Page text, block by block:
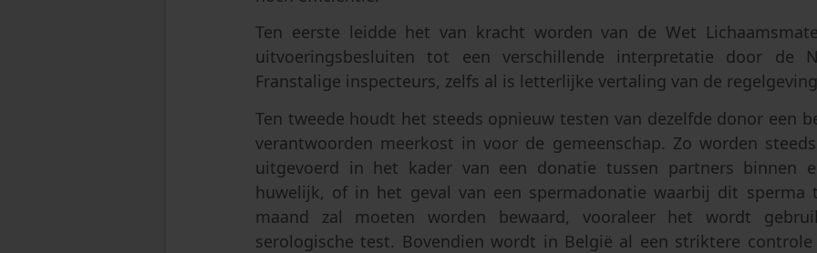
Ten eerste leidde het van kracht worden van de Wet
uitvoeringsbesluiten tot een verschillende interpretatie door de
Franstalige inspecteurs, zelfs al is letterlijke vertaling van de
Ten tweede houdt het steeds opnieuw testen van dezelfde donor een
verantwoorden meerkost in voor de gemeenschap. Zo worden
uitgevoerd in het kader van een donatie tussen partners binnen
huwelijk, of in het geval van een spermadonatie waarbij dit sperma
maand zal moeten worden bewaard, vooraleer het wordt
serologische test. Bovendien wordt in België al een striktere